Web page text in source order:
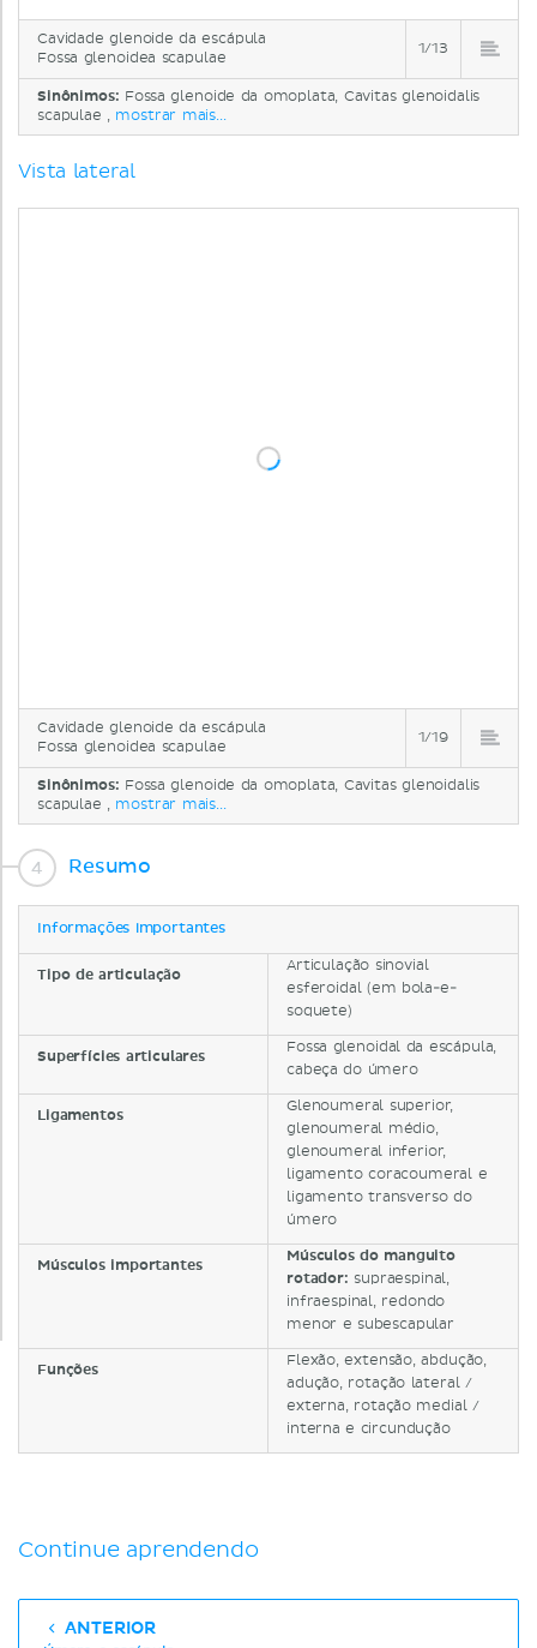
Cavidade glenoide da escápula
Fossa glenoidea scapulae
1/13
Sinônimos: Fossa glenoide da omoplata, Cavitas glenoidalis
scapulae , mostrar mais...
Vista lateral
Cavidade glenoide da escápula
Fossa glenoidea scapulae
1/19
Sinônimos: Fossa glenoide da omoplata, Cavitas glenoidalis
scapulae , mostrar mais...
Resumo
Informações importantes
Tipo de articulação
Articulação sinovial
esferoidal (em bola-e-
soquete)
Superfícies articulares
Fossa glenoidal da escápula,
cabeça do úmero
Ligamentos
Glenoumeral superior,
glenoumeral médio,
glenoumeral inferior,
ligamento coracoumeral e
ligamento transverso do
úmero
Músculos importantes
Músculos do manguito
rotador: supraespinal,
infraespinal, redondo
menor e subescapular
Funções
Flexão, extensão, abdução,
adução, rotação lateral /
externa, rotação medial /
interna e circundução
Continue aprendendo
ANTERIOR